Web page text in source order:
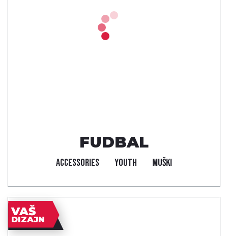
FUDBAL
ACCESSORIES YOUTH MUŠKI
VAŠ
DIZAJN